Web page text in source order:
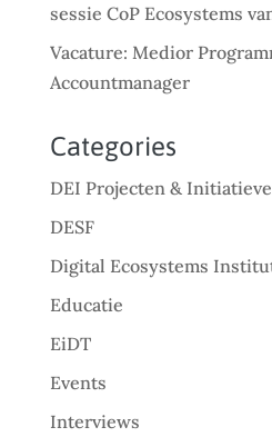
sessie CoP Ecosystems
Vacature: Medior
Accountmanager
Categories
DEI Projecten &
DESF
Digital Ecosystems
Educatie
EiDT
Events
Interviews